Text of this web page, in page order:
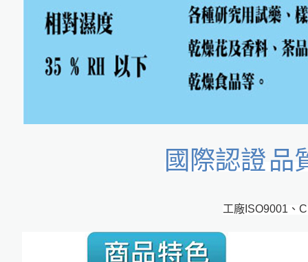
國際認證品
工廠ISO9001、